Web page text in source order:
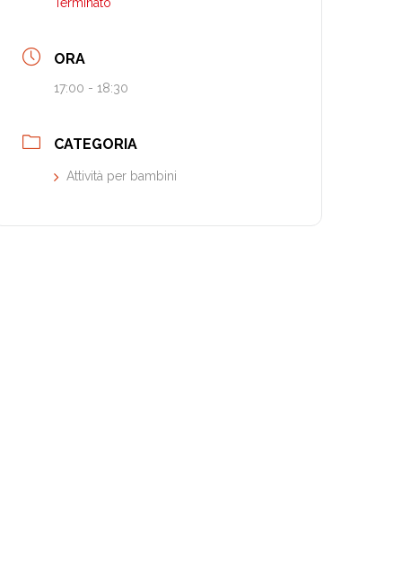
Terminato
ORA
17:00 - 18:30
CATEGORIA
Attività per bambini